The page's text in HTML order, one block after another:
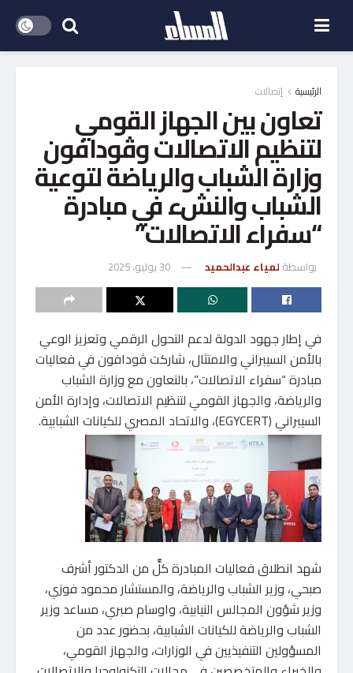
الرئيسية إتصالات
تعاون بين الجهاز القومي
لتنظيم الاتصالات وڤودافون
وزارة الشباب والرياضة لتوعية
الشباب والنشء في مبادرة
“سفراء الاتصالات”
بواسطة لمياء عبدالحميد 30 يوليو، 2025
في إطار جهود الدولة لدعم التحول الرقمي وتعزيز الوعي
بالأمن السيبراني والامتثال، شاركت ڤودافون في فعاليات
مبادرة “سفراء الاتصالات”، بالتعاون مع وزارة الشباب
والرياضة، والجهاز القومي لتنظيم الاتصالات، وإدارة الأمن
السيبراني (EGYCERT)، والاتحاد المصري للكيانات الشبابية.
شهد انطلاق فعاليات المبادرة كلٌّ من الدكتور أشرف
صبحي، وزير الشباب والرياضة، والمستشار محمود فوزي،
وزير شؤون المجالس النيابية، واوسام صبري، مساعد وزير
الشباب والرياضة للكيانات الشبابية، بحضور عدد من
المسؤولين التنفيذيين في الوزارات، والجهاز القومي،